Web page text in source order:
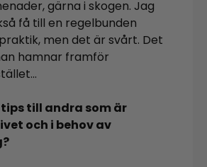
gärna i skogen. Jag
få till en regelbunden
men det är svårt. Det
hamnar framför
till andra som är
och i behov av